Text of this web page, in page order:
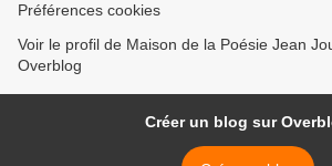
Préférences cookies
Voir le profil de Maison de la Poésie Jean
Overblog
Créer un blog sur